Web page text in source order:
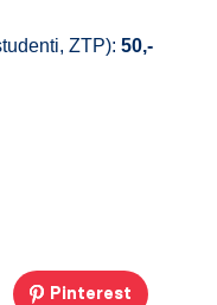
ZTP): 50,-
Pinterest